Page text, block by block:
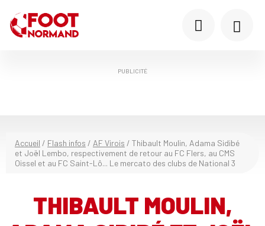
PUBLICITÉ
Accueil / Flash infos / AF Virois / Thibault Moulin, Adama Sidibé
et Joël Lembo, respectivement de retour au FC Flers, au CMS
Oissel et au FC Saint-Lô... Le mercato des clubs de National 3
THIBAULT MOULIN,